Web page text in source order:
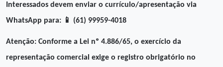
Interessados devem enviar o currículo/apresentação via
WhatsApp para: 📱 (61) 99959-4018
Atenção: Conforme a Lei nº 4.886/65, o exercício da
representação comercial exige o registro obrigatório no